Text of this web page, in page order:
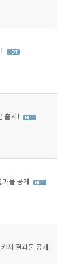
출시!
물 공개
지 결과물 공개